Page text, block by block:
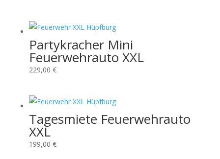
Partykracher Mini
Feuerwehrauto XXL
229,00 €
Tagesmiete Feuerwehrauto
XXL
199,00 €